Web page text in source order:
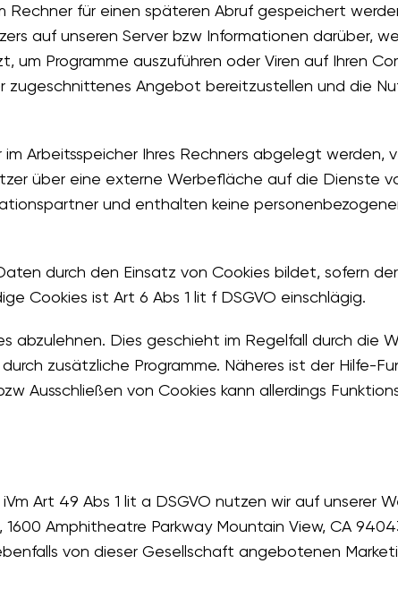
für einen späteren Abruf gespeichert
auf unseren Server bzw Informationen darüber,
Programme auszuführen oder Viren auf Ihren
zugeschnittenes Angebot bereitzustellen und die
Arbeitsspeicher Ihres Rechners abgelegt werden,
über eine externe Werbefläche auf die Dienste
und enthalten keine
durch den Einsatz von Cookies bildet, sofern
Cookies ist Art 6 Abs 1 lit f DSGVO einschlägig.
abzulehnen. Dies geschieht im Regelfall durch die
zusätzliche Programme. Näheres ist der Hilfe-
Ausschließen von Cookies kann allerdings
Art 49 Abs 1 lit a DSGVO nutzen wir auf unserer
Amphitheatre Parkway Mountain View, CA
von dieser Gesellschaft angebotenen